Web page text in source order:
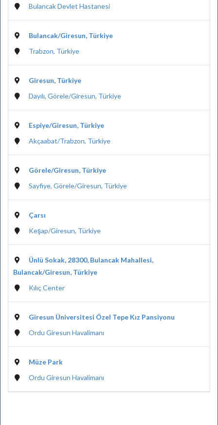
Bulancak Devlet Hastanesi
Bulancak/Giresun, Türkiye
Trabzon, Türkiye
Giresun, Türkiye
Dayılı, Görele/Giresun, Türkiye
Espiye/Giresun, Türkiye
Akçaabat/Trabzon, Türkiye
Görele/Giresun, Türkiye
Sayfiye, Görele/Giresun, Türkiye
Çarsı
Keşap/Giresun, Türkiye
Ünlü Sokak, 28300, Bulancak Mahallesi,
Bulancak/Giresun, Türkiye
Kılıç Center
Giresun Üniversitesi Özel Tepe Kız Pansiyonu
Ordu Giresun Havalimanı
Müze Park
Ordu Giresun Havalimanı